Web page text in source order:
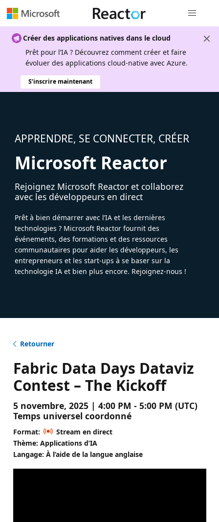
Créer des applications natives dans le cloud
Prêt pour l’IA ? Découvrez comment créer et faire
évoluer des applications cloud-native avec Azure.
S’inscrire maintenant
APPRENDRE, SE CONNECTER, CRÉER
Microsoft Reactor
Rejoignez Microsoft Reactor et collaborez
avec les développeurs en direct
Prêt à bien démarrer avec l’IA et les dernières
technologies ? Microsoft Reactor fournit des
événements, des formations et des ressources
communautaires pour aider les développeurs, les
entrepreneurs et les start-ups à se baser sur la
technologie IA et bien plus encore. Rejoignez-nous !
Retourner
Fabric Data Days Dataviz
Contest – The Kickoff
5 novembre, 2025 | 4:00 PM - 5:00 PM (UTC)
Temps universel coordonné
Format:
Stream en direct
Thème: Applications d’IA
Langage: À l’aide de la langue anglaise